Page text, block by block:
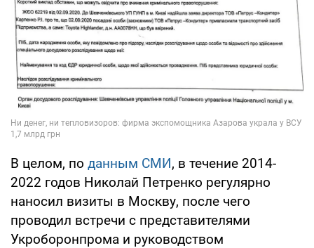
В целом, по данным СМИ, в течение 2014-
2022 годов Николай Петренко регулярно
наносил визиты в Москву, после чего
проводил встречи с представителями
Укроборонпрома и руководством